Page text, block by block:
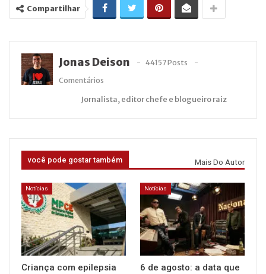
Compartilhar
Jonas Deison
44157 Posts
Comentários
Jornalista, editor chefe e blogueiro raiz
você pode gostar também Mais Do Autor
Notícias
Criança com epilepsia
Notícias
6 de agosto: a data que